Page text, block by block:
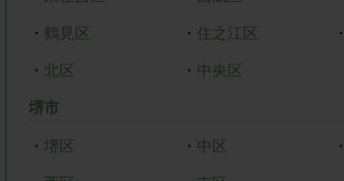
・ 鶴見区 ・ 住之江区
・ 北区 ・ 中央区
堺市
・ 堺区 ・ 中区 ・